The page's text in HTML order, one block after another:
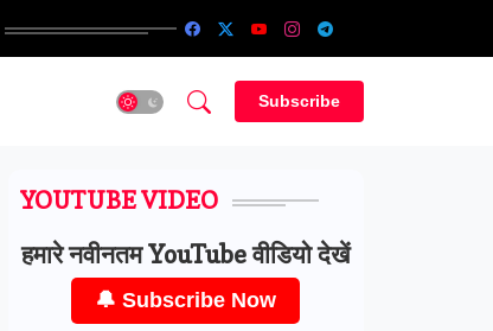
Subscribe
YOUTUBE VIDEO
हमारे नवीनतम YouTube वीडियो देखें
🔔 Subscribe Now